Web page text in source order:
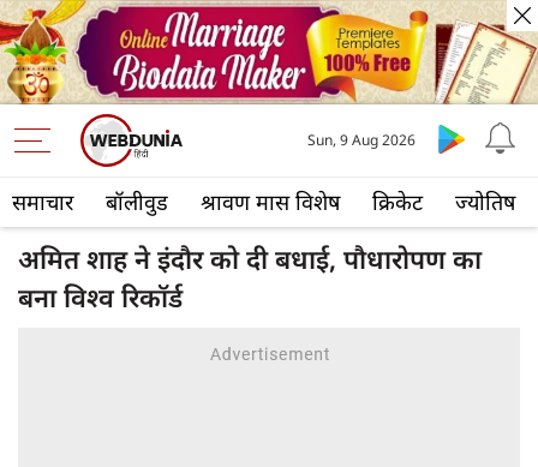
समाचार बॉलीवुड श्रावण मास विशेष क्रिकेट ज्योतिष
Sun, 9 Aug 2026
अमित शाह ने इंदौर को दी बधाई, पौधारोपण का
बना विश्व रिकॉर्ड